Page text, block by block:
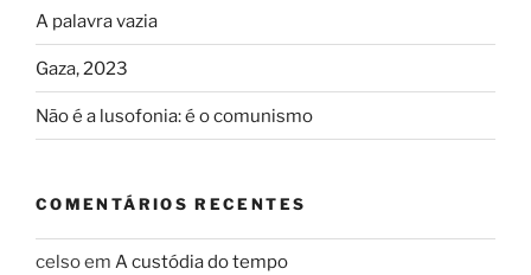
A palavra vazia
Gaza, 2023
Não é a lusofonia: é o comunismo
COMENTÁRIOS RECENTES
celsoem A custódia do tempo